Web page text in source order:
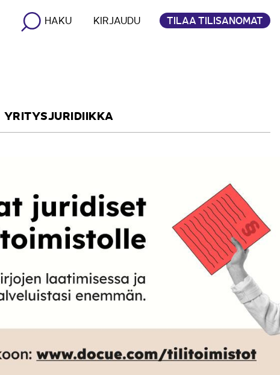
HAKU KIRJAUDU TILAA TILISANOMAT
YRITYSJURIDIIKKA